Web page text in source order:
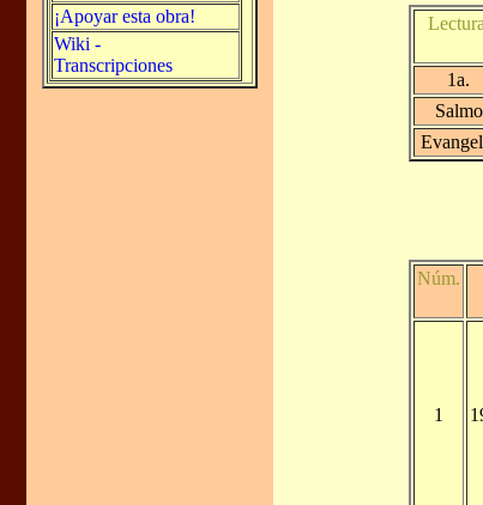
¡Apoyar esta obra!
Wiki -
Transcripciones
1a.
Salmo
Núm.
1